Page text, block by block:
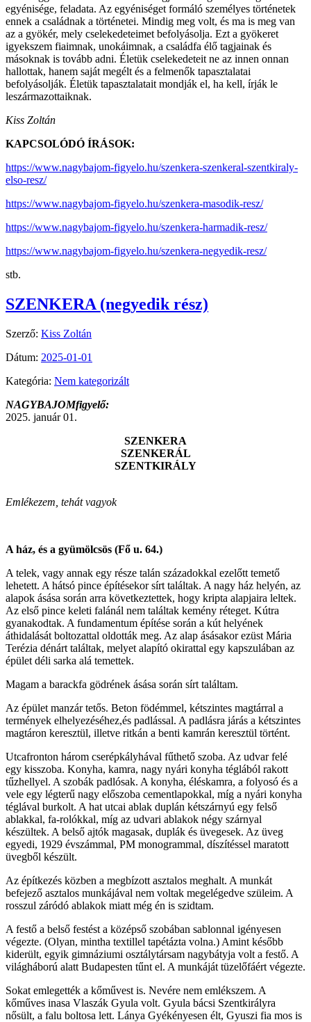
egyénisége, feladata. Az egyéniséget formáló személyes történetek
ennek a családnak a történetei. Mindig meg volt, és ma is meg van
az a gyökér, mely cselekedeteimet befolyásolja. Ezt a gyökeret
igyekszem fiaimnak, unokáimnak, a családfa élő tagjainak és
másoknak is tovább adni. Életük cselekedeteit ne az innen onnan
hallottak, hanem saját megélt és a felmenők tapasztalatai
befolyásolják. Életük tapasztalatait mondják el, ha kell, írják le
leszármazottaiknak.
Kiss Zoltán
KAPCSOLÓDÓ ÍRÁSOK:
https://www.nagybajom-figyelo.hu/szenkera-szenkeral-szentkiraly-
elso-resz/
https://www.nagybajom-figyelo.hu/szenkera-masodik-resz/
https://www.nagybajom-figyelo.hu/szenkera-harmadik-resz/
https://www.nagybajom-figyelo.hu/szenkera-negyedik-resz/
stb.
SZENKERA (negyedik rész)
Szerző: Kiss Zoltán
Dátum: 2025-01-01
Kategória: Nem kategorizált
NAGYBAJOMfigyelő:
2025. január 01.
SZENKERA
SZENKERÁL
SZENTKIRÁLY
Emlékezem, tehát vagyok
A ház, és a gyümölcsös (Fő u. 64.)
A telek, vagy annak egy része talán századokkal ezelőtt temető
lehetett. A hátsó pince építésekor sírt találtak. A nagy ház helyén, az
alapok ásása során arra következtettek, hogy kripta alapjaira leltek.
Az első pince keleti falánál nem találtak kemény réteget. Kútra
gyanakodtak. A fundamentum építése során a kút helyének
áthidalását boltozattal oldották meg. Az alap ásásakor ezüst Mária
Terézia dénárt találtak, melyet alapító okirattal egy kapszulában az
épület déli sarka alá temettek.
Magam a barackfa gödrének ásása során sírt találtam.
Az épület manzár tetős. Beton födémmel, kétszintes magtárral a
termények elhelyezéséhez,és padlással. A padlásra járás a kétszintes
magtáron keresztül, illetve ritkán a benti kamrán keresztül történt.
Utcafronton három cserépkályhával fűthető szoba. Az udvar felé
egy kisszoba. Konyha, kamra, nagy nyári konyha téglából rakott
tűzhellyel. A szobák padlósak. A konyha, éléskamra, a folyosó és a
vele egy légterű nagy előszoba cementlapokkal, míg a nyári konyha
téglával burkolt. A hat utcai ablak duplán kétszárnyú egy felső
ablakkal, fa-rolókkal, míg az udvari ablakok négy szárnyal
készültek. A belső ajtók magasak, duplák és üvegesek. Az üveg
egyedi, 1929 évszámmal, PM monogrammal, díszítéssel maratott
üvegből készült.
Az építkezés közben a megbízott asztalos meghalt. A munkát
befejező asztalos munkájával nem voltak megelégedve szüleim. A
rosszul záródó ablakok miatt még én is szidtam.
A festő a belső festést a középső szobában sablonnal igényesen
végezte. (Olyan, mintha textillel tapétázta volna.) Amint később
kiderült, egyik gimnáziumi osztálytársam nagybátyja volt a festő. A
világháború alatt Budapesten tűnt el. A munkáját tüzelőfáért végezte.
Sokat emlegették a kőművest is. Nevére nem emlékszem. A
kőműves inasa Vlaszák Gyula volt. Gyula bácsi Szentkirályra
nősült, a falu boltosa lett. Lánya Gyékényesen élt, Gyuszi fia mos is